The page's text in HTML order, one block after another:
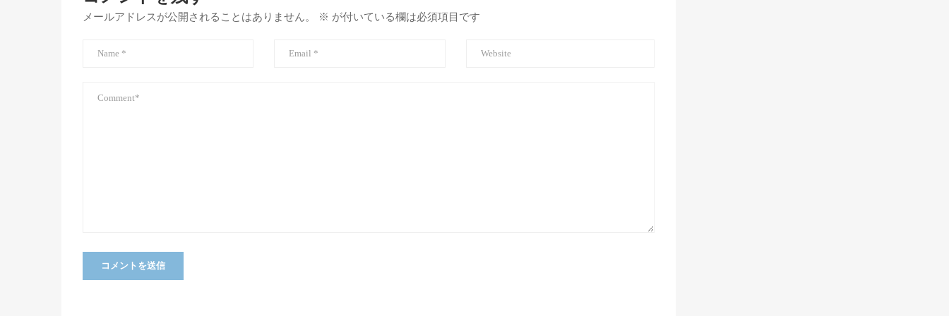
メールアドレスが公開されることはありません。 ※ が付いている欄は必須項目です